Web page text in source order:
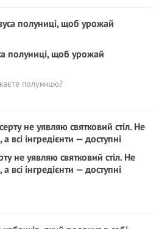
полуниці, щоб урожай
полуницю?
не уявляю святковий стіл. Не
всі інгредієнти — доступні